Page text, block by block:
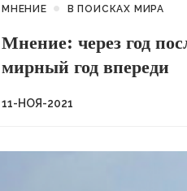
МНЕНИЕ В ПОИСКАХ МИРА
Мнение: через год
мирный год впереди
11-НОЯ-2021